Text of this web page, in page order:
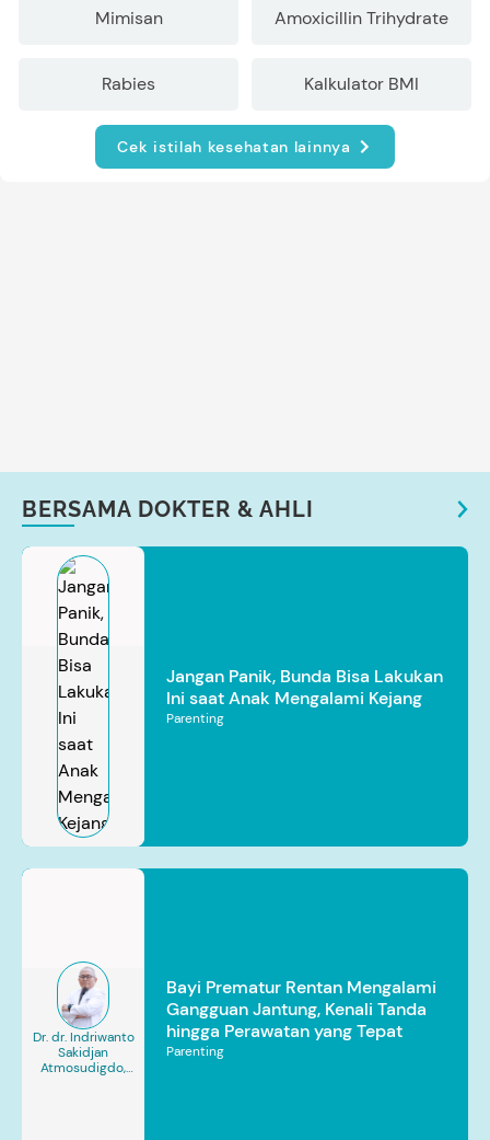
Mimisan Amoxicillin Trihydrate
Rabies Kalkulator BMI
Cek istilah kesehatan lainnya
BERSAMA DOKTER & AHLI
Jangan Panik, Bunda Bisa Lakukan
Ini saat Anak Mengalami Kejang
Parenting
Dr. dr. Indriwanto
Sakidjan
Atmosudigdo,
Bayi Prematur Rentan Mengalami
Gangguan Jantung, Kenali Tanda
hingga Perawatan yang Tepat
Parenting